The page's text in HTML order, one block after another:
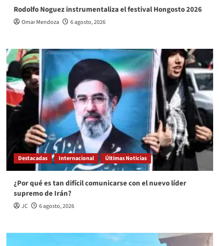
Rodolfo Noguez instrumentaliza el festival Hongosto 2026
Omar Mendoza 6 agosto, 2026
Destacadas Internacional Últimas Noticias
¿Por qué es tan difícil comunicarse con el nuevo líder
supremo de Irán?
JC 6 agosto, 2026